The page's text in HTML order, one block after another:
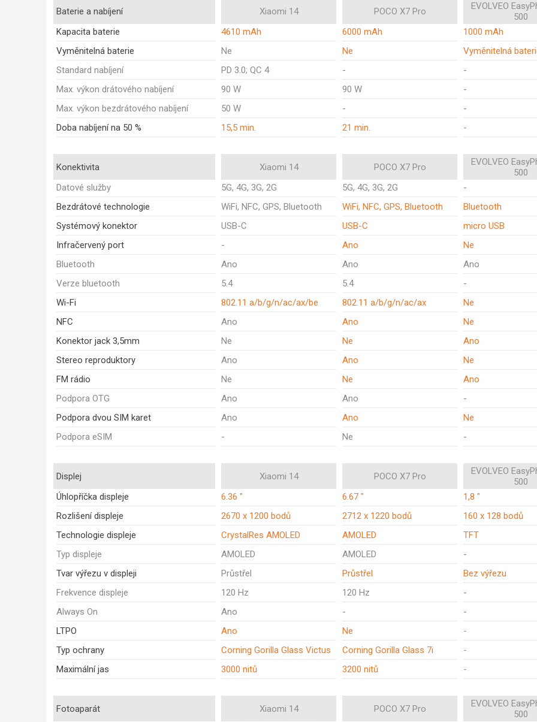
Baterie a nabíjení Xiaomi 14 POCO X7 Pro
EVOLVEO
500
Kapacita baterie
4610 mAh 6000 mAh
1000 mAh
Vyměnitelná baterie
Ne Ne
Vyměnitelná
Standard nabíjení
PD 3.0; QC 4 -
-
Max. výkon drátového nabíjení
90 W 90 W
-
Max. výkon bezdrátového nabíjení
50 W -
-
Doba nabíjení na 50 %
15,5 min. 21 min. -
Konektivita Xiaomi 14 POCO X7 Pro
EVOLVEO
500
Datové služby
5G, 4G, 3G, 2G 5G, 4G, 3G, 2G
-
Bezdrátové technologie
WiFi, NFC, GPS, Bluetooth WiFi, NFC, GPS, Bluetooth
Bluetooth
Systémový konektor
USB-C USB-C
micro USB
Infračervený port
- Ano
Ne
Bluetooth
Ano Ano
Ano
Verze bluetooth
5.4 5.4
-
Wi-Fi
802.11 a/b/g/n/ac/ax/be 802.11 a/b/g/n/ac/ax
Ne
NFC
Ano Ano
Ne
Konektor jack 3,5mm
Ne Ne
Ano
Stereo reproduktory
Ano Ano
Ne
FM rádio
Ne Ne
Ano
Podpora OTG
Ano Ano
-
Podpora dvou SIM karet
Ano Ano
Ne
Podpora eSIM
- Ne -
Displej Xiaomi 14 POCO X7 Pro
EVOLVEO
500
Úhlopříčka displeje
6.36 " 6.67 "
1,8 "
Rozlišení displeje
2670 x 1200 bodů 2712 x 1220 bodů
160 x 128 bodů
Technologie displeje
CrystalRes AMOLED AMOLED
TFT
Typ displeje
AMOLED AMOLED
-
Tvar výřezu v displeji
Průstřel Průstřel
Bez výřezu
Frekvence displeje
120 Hz 120 Hz
-
Always On
Ano -
-
LTPO
Ano Ne
-
Typ ochrany
Corning Gorilla Glass Victus Corning Gorilla Glass 7i
-
Maximální jas
3000 nitů 3200 nitů -
Fotoaparát Xiaomi 14 POCO X7 Pro
EVOLVEO
500